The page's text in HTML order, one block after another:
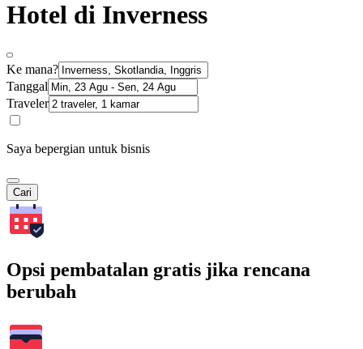
Hotel di Inverness
Ke mana?
Tanggal
Traveler
Saya bepergian untuk bisnis
Cari
Opsi pembatalan gratis jika rencana
berubah